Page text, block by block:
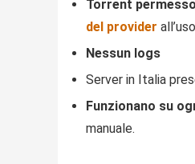
Torrent permesso
del provider
Nessun logs
Server in Italia
Funzionano su
manuale.